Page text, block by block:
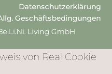
Datenschutzerklärung
Geschäftsbedingungen
Living GmbH
von Real Cookie